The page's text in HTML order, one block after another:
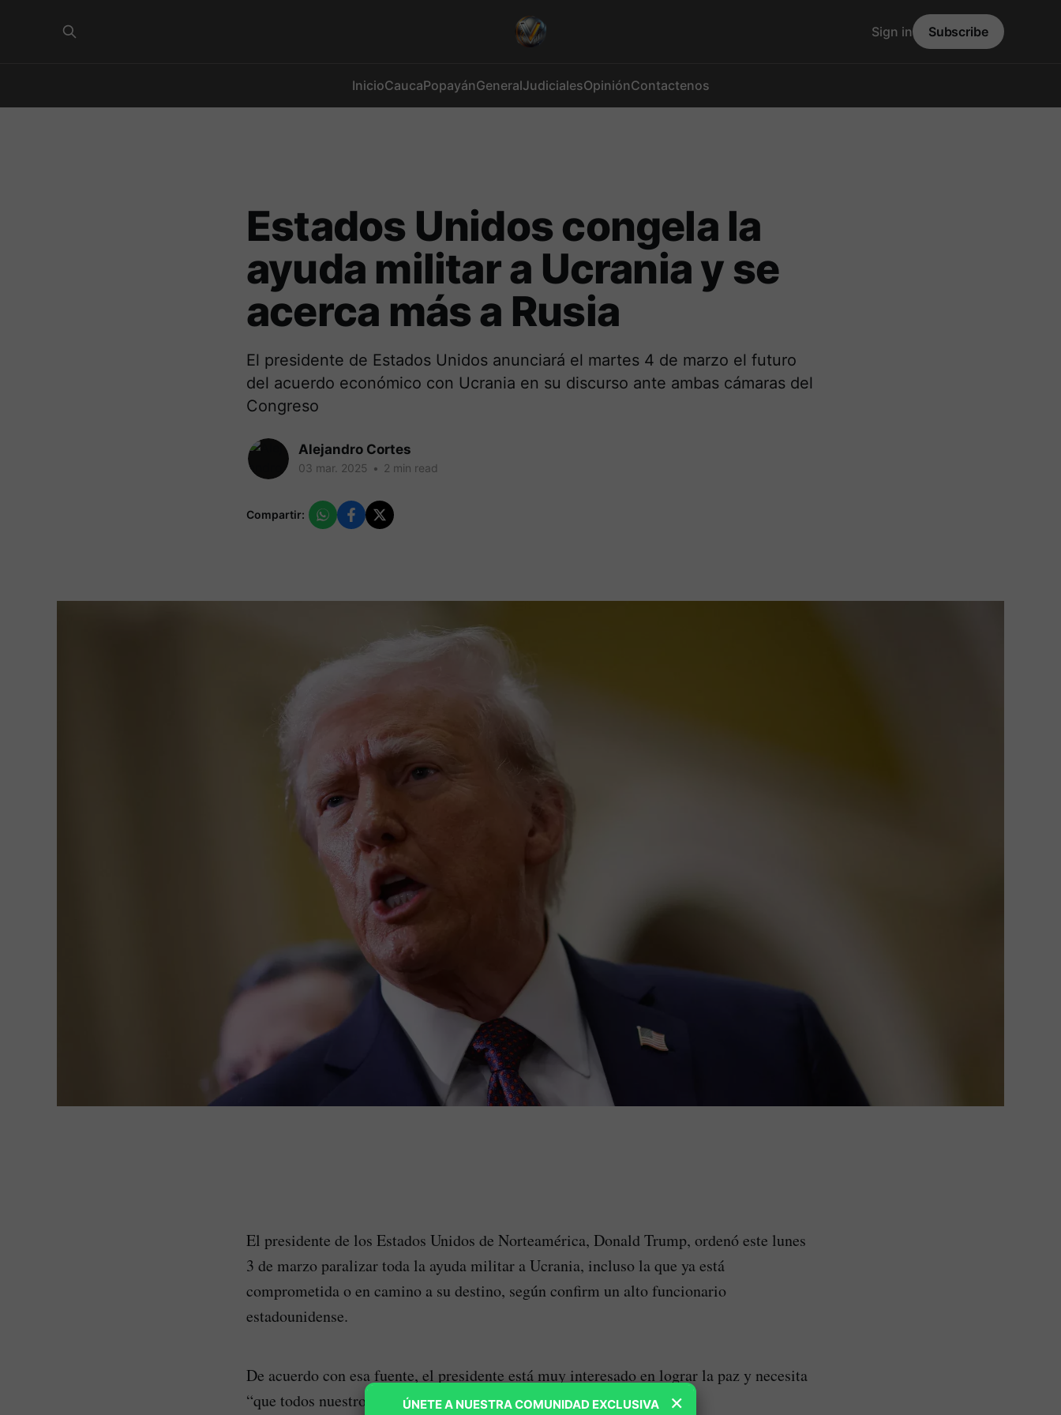
InicioCaucaPopayánGeneralJudicialesOpiniónContactenos
Sign in Subscribe
Estados Unidos congela la
ayuda militar a Ucrania y se
acerca más a Rusia
El presidente de Estados Unidos anunciará el martes 4 de marzo el futuro
del acuerdo económico con Ucrania en su discurso ante ambas cámaras del
Congreso
Alejandro Cortes
03 mar. 2025 • 2 min read
Compartir:
El presidente de los Estados Unidos de Norteamérica, Donald Trump, ordenó este lunes
3 de marzo paralizar toda la ayuda militar a Ucrania, incluso la que ya está
comprometida o en camino a su destino, según confirm un alto funcionario
estadounidense.
De acuerdo con esa fuente, el presidente está muy interesado en lograr la paz y necesita
“que todos nuestros socios estén comprometidos con ese objetivo”.×
ÚNETE A NUESTRA COMUNIDAD EXCLUSIVA